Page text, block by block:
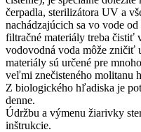
čerpadla, sterilizátora UV a
nachádzajúcich sa vo vode
filtračné materiály treba čistiť
vodovodná voda môže zničiť
materiály sú určené pre
veľmi znečisteného molitanu
Z biologického hľadiska je
denne.
Údržbu a výmenu žiarivky
inštrukcie.